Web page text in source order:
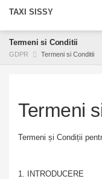
TAXI SISSY
Termeni si Conditii
GDPR Termeni si Conditii
Termeni
Termeni și Condiții
1. INTRODUCERE